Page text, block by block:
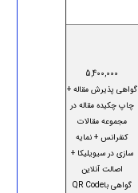
5,400,000
گواهی پذیرش مقاله +
چاپ چکیده مقاله در
مجموعه مقالات
کنفرانس + نمایه
سازی در سیویلیکا +
اصالت آنلاین
گواهی باQR Code